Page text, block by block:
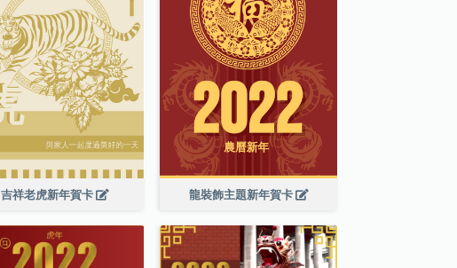
吉祥老虎新年賀卡 龍裝飾主題新年賀卡